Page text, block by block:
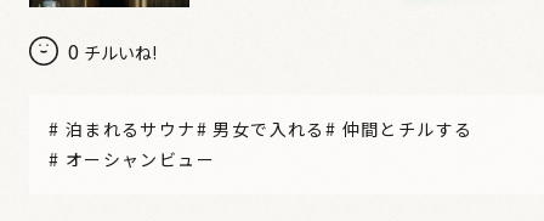
0 チルいね!
# 泊まれるサウナ#男女で入れる # 仲間とチルする
# オーシャンビュー